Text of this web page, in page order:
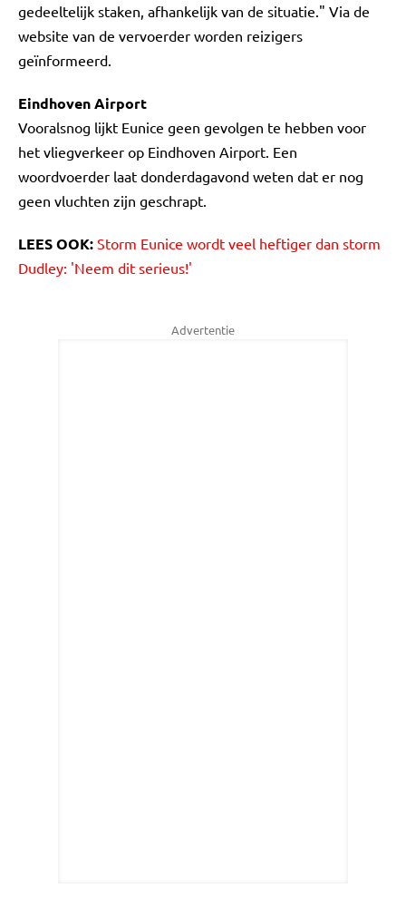
gedeeltelijk staken, afhankelijk van de situatie." Via de
website van de vervoerder worden reizigers
geïnformeerd.
Eindhoven Airport
Vooralsnog lijkt Eunice geen gevolgen te hebben voor
het vliegverkeer op Eindhoven Airport. Een
woordvoerder laat donderdagavond weten dat er nog
geen vluchten zijn geschrapt.
LEES OOK: Storm Eunice wordt veel heftiger dan storm
Dudley: 'Neem dit serieus!'
Advertentie